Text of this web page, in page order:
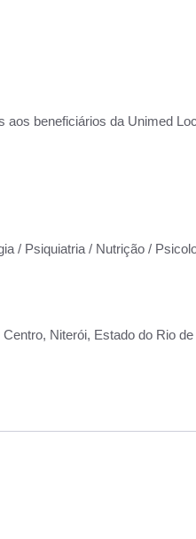
aos beneficiários da Unimed
/ Psiquiatria / Nutrição /
Niterói, Estado do Rio